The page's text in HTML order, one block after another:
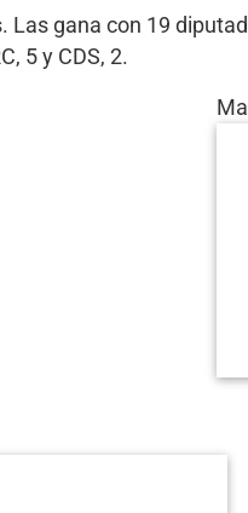
Las gana con 19
5 y CDS, 2.